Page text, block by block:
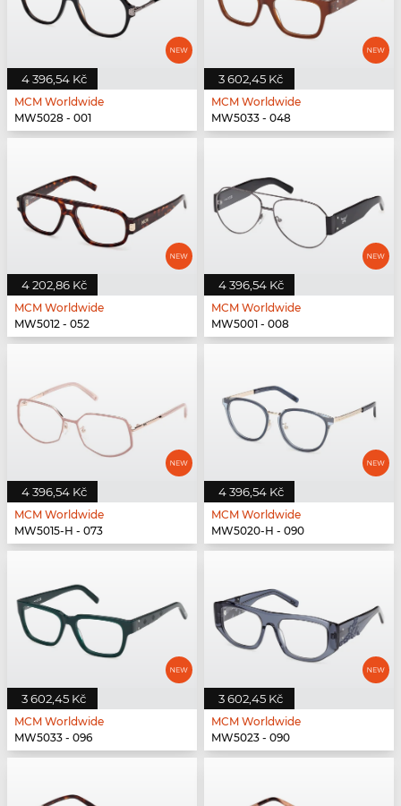
4 396,54 Kč
MCM Worldwide
MW5028 - 001
3 602,45 Kč
MCM Worldwide
MW5033 - 048
4 202,86 Kč
MCM Worldwide
MW5012 - 052
4 396,54 Kč
MCM Worldwide
MW5001 - 008
4 396,54 Kč
MCM Worldwide
MW5015-H - 073
4 396,54 Kč
MCM Worldwide
MW5020-H - 090
3 602,45 Kč
MCM Worldwide
MW5033 - 096
3 602,45 Kč
MCM Worldwide
MW5023 - 090